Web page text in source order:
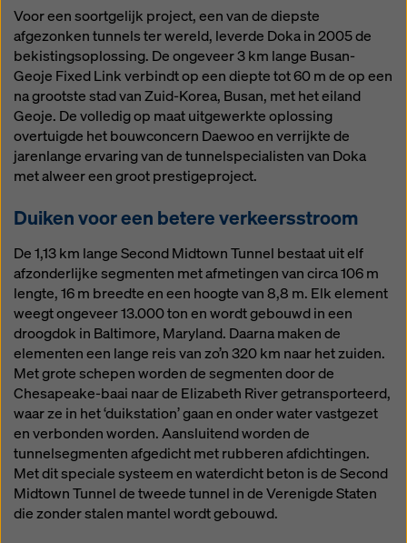
Voor een soortgelijk project, een van de diepste
afgezonken tunnels ter wereld, leverde Doka in 2005 de
bekistingsoplossing. De ongeveer 3 km lange Busan-
Geoje Fixed Link verbindt op een diepte tot 60 m de op een
na grootste stad van Zuid-Korea, Busan, met het eiland
Geoje. De volledig op maat uitgewerkte oplossing
overtuigde het bouwconcern Daewoo en verrijkte de
jarenlange ervaring van de tunnelspecialisten van Doka
met alweer een groot prestigeproject.
Duiken voor een betere verkeersstroom
De 1,13 km lange Second Midtown Tunnel bestaat uit elf
afzonderlijke segmenten met afmetingen van circa 106 m
lengte, 16 m breedte en een hoogte van 8,8 m. Elk element
weegt ongeveer 13.000 ton en wordt gebouwd in een
droogdok in Baltimore, Maryland. Daarna maken de
elementen een lange reis van zo’n 320 km naar het zuiden.
Met grote schepen worden de segmenten door de
Chesapeake-baai naar de Elizabeth River getransporteerd,
waar ze in het ‘duikstation’ gaan en onder water vastgezet
en verbonden worden. Aansluitend worden de
tunnelsegmenten afgedicht met rubberen afdichtingen.
Met dit speciale systeem en waterdicht beton is de Second
Midtown Tunnel de tweede tunnel in de Verenigde Staten
die zonder stalen mantel wordt gebouwd.